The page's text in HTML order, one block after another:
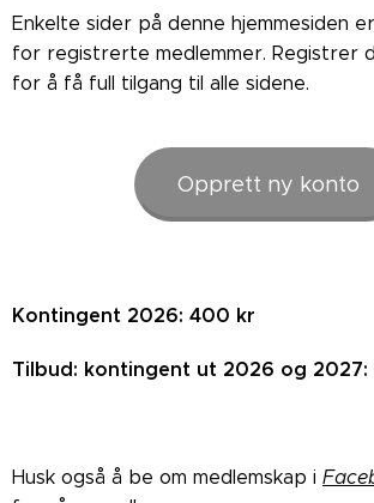
Enkelte sider på denne hjemmesiden
for registrerte medlemmer. Registrer
for å få full tilgang til alle sidene.
Opprett ny konto
Kontingent 2026: 400 kr
Tilbud: kontingent ut 2026 og
Husk også å be om medlemskap i